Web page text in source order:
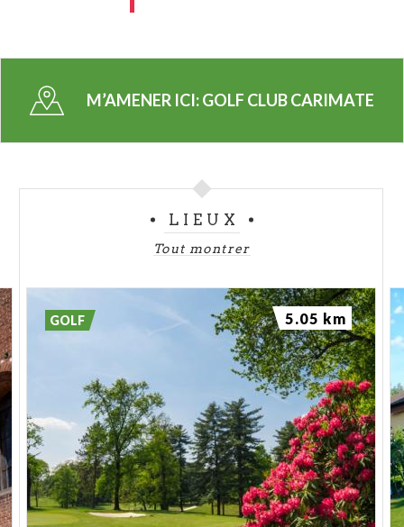
M’AMENER ICI:GOLF CLUB CARIMATE
LIEUX
Tout montrer
GOLF 5.05 km